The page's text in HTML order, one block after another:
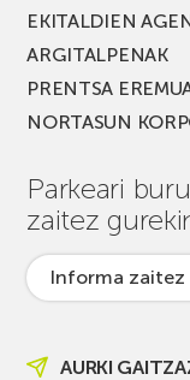
EKITALDIEN
ARGITALPENAK
PRENTSA
NORTASUN
Parkeari
zaitez
Informa zaitez
AURKI